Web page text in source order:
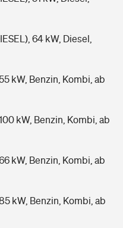
64 kW, Diesel,
kW, Benzin, Kombi, ab
kW, Benzin, Kombi, ab
kW, Benzin, Kombi, ab
kW, Benzin, Kombi, ab